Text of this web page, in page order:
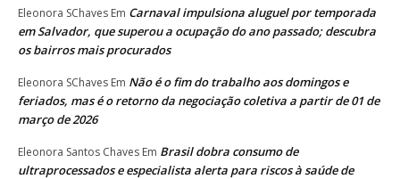
Eleonora SChaves Em Carnaval impulsiona aluguel por temporada
em Salvador, que superou a ocupação do ano passado; descubra
os bairros mais procurados
Eleonora SChaves Em Não é o fim do trabalho aos domingos e
feriados, mas é o retorno da negociação coletiva a partir de 01 de
março de 2026
Eleonora Santos Chaves Em Brasil dobra consumo de
ultraprocessados e especialista alerta para riscos à saúde de